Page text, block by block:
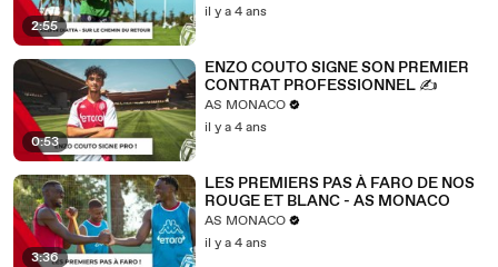
2:55
il y a 4 ans
0:53
ENZO COUTO SIGNE SON PREMIER
CONTRAT PROFESSIONNEL ✍
AS MONACO
il y a 4 ans
3:36
LES PREMIERS PAS À FARO DE NOS
ROUGE ET BLANC - AS MONACO
AS MONACO
il y a 4 ans